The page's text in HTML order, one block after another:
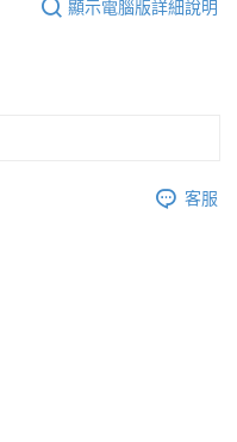
顯示電腦版詳細說明
客服